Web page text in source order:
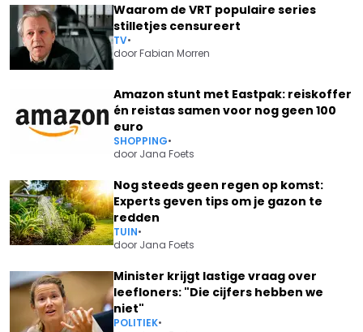
Waarom de VRT populaire series
stilletjes censureert
TV•
doorFabian Morren
Amazon stunt met Eastpak: reiskoffer
én reistas samen voor nog geen 100
euro
SHOPPING•
door Jana Foets
Nog steeds geen regen op komst:
Experts geven tips om je gazon te
redden
TUIN•
door Jana Foets
Minister krijgt lastige vraag over
leefloners: "Die cijfers hebben we
niet"
POLITIEK•